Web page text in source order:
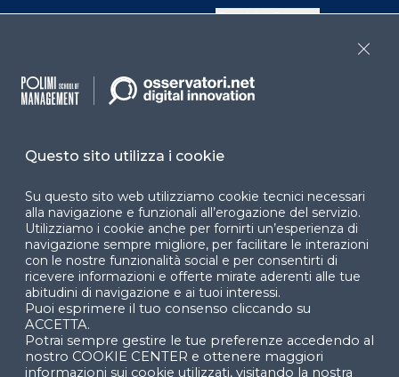
Cookie Center
Facebook LinkedIn
© 2024 Copyright © Politecnico di Milano Dipartimento
di Ingegneria Gestionale
Questo sito utilizza i cookie
Su questo sito web utilizziamo cookie tecnici necessari
alla navigazione e funzionali all’erogazione del servizio.
Utilizziamo i cookie anche per fornirti un’esperienza di
navigazione sempre migliore, per facilitare le interazioni
con le nostre funzionalità social e per consentirti di
ricevere informazioni e offerte mirate aderenti alle tue
abitudini di navigazione e ai tuoi interessi.
Puoi esprimere il tuo consenso cliccando su
ACCETTA.
Potrai sempre gestire le tue preferenze accedendo al
nostro COOKIE CENTER e ottenere maggiori
informazioni sui cookie utilizzati, visitando la nostra